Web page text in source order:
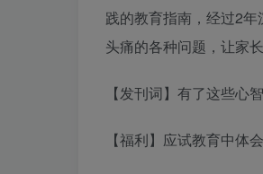
践的教育指南，经过2
头痛的各种问题，让家
【发刊词】有了这些心
【福利】应试教育中体